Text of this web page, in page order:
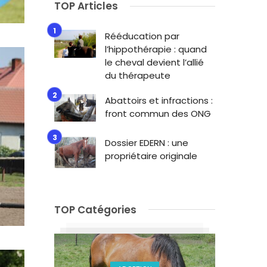
TOP Articles
Rééducation par
l’hippothérapie : quand
le cheval devient l’allié
du thérapeute
Abattoirs et infractions :
front commun des ONG
Dossier EDERN : une
propriétaire originale
TOP Catégories